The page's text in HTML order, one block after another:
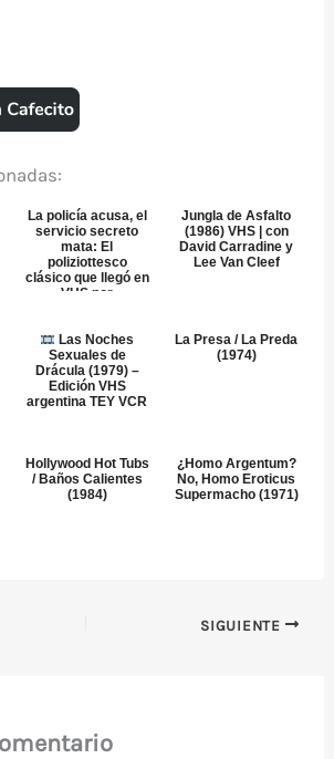
La policía acusa, el
servicio secreto
mata: El
poliziottesco
clásico que llegó en
VHS por
Jungla de Asfalto
(1986) VHS | con
David Carradine y
Lee Van Cleef
Las Noches
Sexuales de
Drácula (1979) –
Edición VHS
argentina TEY VCR
La Presa / La Preda
(1974)
Hollywood Hot Tubs
/ Baños Calientes
(1984)
¿Homo Argentum?
No, Homo Eroticus
Supermacho (1971)
SIGUIENTE